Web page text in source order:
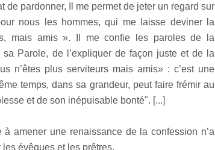
de pardonner, Il me permet de jeter un regard sur
nous les hommes, qui me laisse deviner la
mais amis ». Il me confie les paroles de la
sa Parole, de l’expliquer de façon juste et de la
n’êtes plus serviteurs mais amis» : c’est une
temps, dans sa grandeur, peut faire frémir au
et de son inépuisable bonté". [...]
amener une renaissance de la confession n’a
évêques et les prêtres.